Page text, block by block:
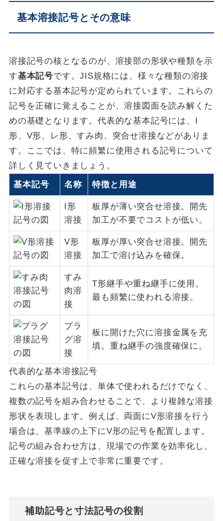
基本溶接記号とその意味
溶接記号の核となるのが、溶接部の形状や種類を示
す基本記号です。JIS規格には、様々な種類の溶接
に対応する基本記号が定められています。これらの
記号を正確に覚えることが、溶接図面を読み解くた
めの基礎となります。代表的な基本記号には、I
形、V形、レ形、すみ肉、突合せ溶接などがありま
す。ここでは、特に頻繁に使用される記号について
詳しく見ていきましょう。
基本記号
名称 特徴と用途
I形
溶接
板厚が薄い突合せ溶接。開先
加工が不要でコストが低い。
V形
溶接
板厚が厚い突合せ溶接。開先
加工で溶け込みを確保。
すみ
肉溶
接
T形継手や重ね継手に使用。
最も頻繁に使われる溶接。
プラ
グ溶
接
板に開けた穴に溶接金属を充
填。重ね継手の強度確保に。
代表的な基本溶接記号
これらの基本記号は、単体で使われるだけでなく、
複数の記号を組み合わせることで、より複雑な溶接
形状を表現します。例えば、両面にV形溶接を行う
場合は、基準線の上下にV形の記号を配置します。
記号の組み合わせ方は、現場での作業を効率化し、
正確な溶接を促す上で非常に重要です。
補助記号と寸法記号の役割